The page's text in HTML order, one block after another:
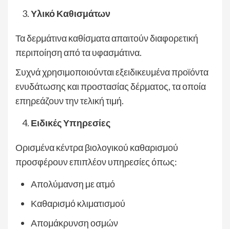
Υλικό Καθισμάτων
Τα δερμάτινα καθίσματα απαιτούν διαφορετική
περιποίηση από τα υφασμάτινα.
Συχνά χρησιμοποιούνται εξειδικευμένα προϊόντα
ενυδάτωσης και προστασίας δέρματος, τα οποία
επηρεάζουν την τελική τιμή.
Ειδικές Υπηρεσίες
Ορισμένα κέντρα βιολογικού καθαρισμού
προσφέρουν επιπλέον υπηρεσίες όπως:
Απολύμανση με ατμό
Καθαρισμό κλιματισμού
Απομάκρυνση οσμών